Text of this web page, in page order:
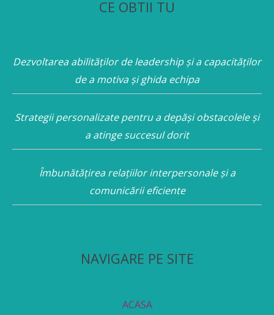
CE OBTII TU
Dezvoltarea abilităților de leadership și a capacităților
de a motiva și ghida echipa
Strategii personalizate pentru a depăși obstacolele și
a atinge succesul dorit
Îmbunătățirea relațiilor interpersonale și a
comunicării eficiente
NAVIGARE PE SITE
ACASA